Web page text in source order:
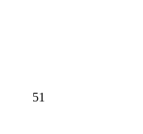
51